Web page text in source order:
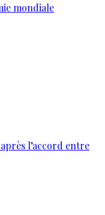
mondiale
l’accord entre